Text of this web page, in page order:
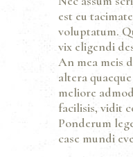
est eu
voluptatum.
vix eligendi
An mea meis
altera
meliore
facilisis, vidit
Ponderum
case mundi